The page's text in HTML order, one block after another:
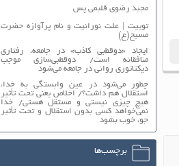
مجید رضوی قلبمی پس
توییت | علت نورانیت و نام پرآوازه حضرت
مسیح(ع)
ایجاد «دوقطبی کاذب» در جامعه، رفتاری
منافقانه است/ دوقطبی‌سازی موجب
دیکتاتوری روانی در جامعه می‌شود
چطور می‌شود در عین وابستگی به خدا،
استقلال هم داشت؟/ اخلاص یعنی تحت تأثیر
هیچ چیزی نیستی و مستقل هستی/ خدا
نمی‌خواهد کسی بدون استقلال و تحت تأثیر
جوّ، خوب بشود
برچسب‌ها